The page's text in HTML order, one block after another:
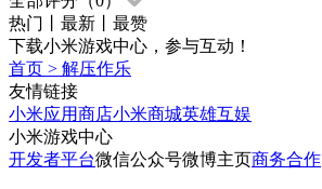
热门
最新
最赞
下载小米游戏中心，参与互动！
首页 > 解压作乐
友情链接
小米应用商店小米商城英雄互娱
小米游戏中心
开发者平台微信公众号微博主页商务合作